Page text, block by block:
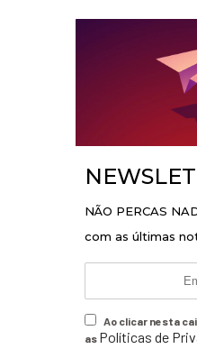
NÃO PERCAS
com as últimas
Ao clicar nesta
as Políticas de